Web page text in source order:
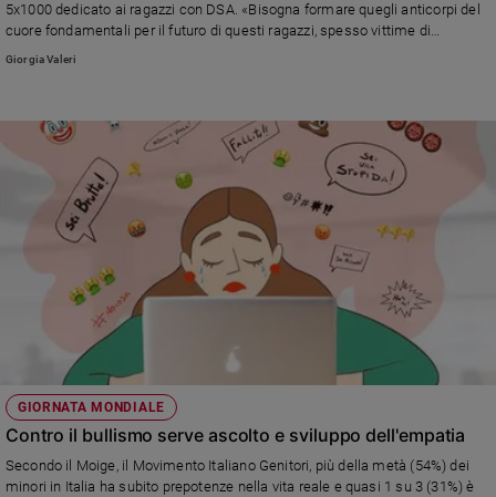
5x1000 dedicato ai ragazzi con DSA. «Bisogna formare quegli anticorpi del
cuore fondamentali per il futuro di questi ragazzi, spesso vittime di
discriminazioni e solitudini»
Giorgia Valeri
GIORNATA MONDIALE
Contro il bullismo serve ascolto e sviluppo dell'empatia
Secondo il Moige, il Movimento Italiano Genitori, più della metà (54%) dei
minori in Italia ha subito prepotenze nella vita reale e quasi 1 su 3 (31%) è